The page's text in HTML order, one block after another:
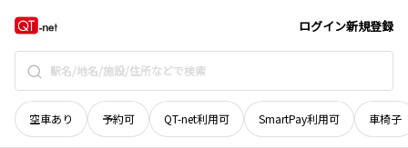
ログイン新規登録
空車あり 予約可 QT-net利用可 SmartPay利用可 車椅子
島根県